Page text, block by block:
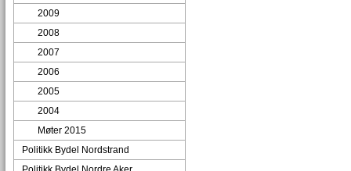
2009
2008
2007
2006
2005
2004
Møter 2015
Politikk Bydel Nordstrand